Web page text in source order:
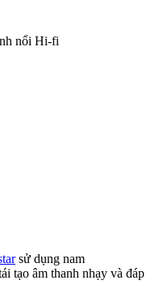
nổi Hi-fi
sử dụng nam
tạo âm thanh nhạy và đáp